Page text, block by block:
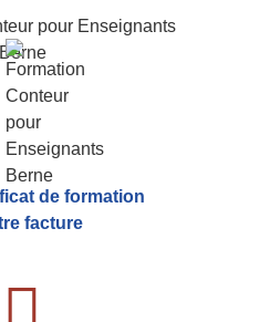
de formation
facture